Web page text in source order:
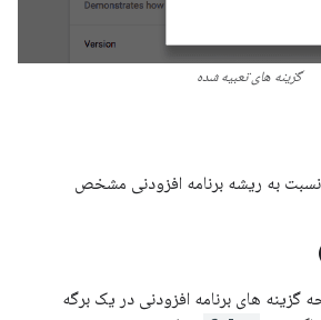
گزینه های تعبیه شده
به ریشه برنامه افزودنی مشخص
های برنامه افزودنی در یک برگه